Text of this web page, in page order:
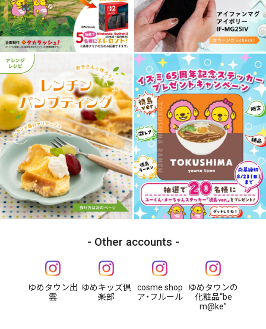
Other accounts
ゆめタウン出
雲
ゆめキッズ倶
楽部
cosme shop
ア・フルール
ゆめタウンの
化粧品“be
m@ke”